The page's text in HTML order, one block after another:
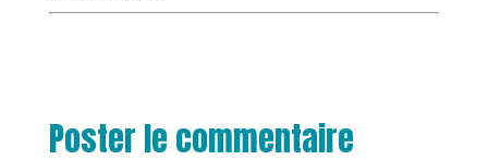
Poster le commentaire